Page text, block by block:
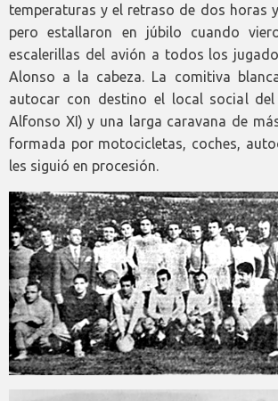
temperaturas y el retraso de dos horas
pero estallaron en júbilo cuando
escalerillas del avión a todos los
Alonso a la cabeza. La comitiva
autocar con destino el local social
Alfonso XI) y una larga caravana de
formada por motocicletas, coches,
les siguió en procesión.